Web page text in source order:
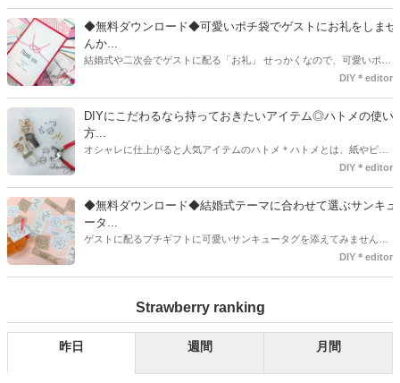
す。ダウンロードしたデザインを印刷する紙をこだわるプレ花嫁さん
も・・・♡紙質や柄などでガラッと印象が変わりますよね♪
◆無料ダウンロード◆可愛いポチ袋でゲストにお礼をしませ
んか...
結婚式や二次会でゲストに配る「お礼」 せっかくなので、可愛いポチ
袋で用意しませんか？今回の記事では無料でダウンロードできるデザ
ください。いつもStrawberryを読んで頂いているプレ花嫁さんのお手
伝いが少しでも出来れば嬉しいです♡
DIY＊editor
DIYにこだわるなら持っておきたいアイテム◎ハトメの使い
方...
オシャレに仕上がると人気アイテムのハトメ＊ハトメとは、紙やビニ
ールなどに開けた穴につける金具のことでサイズが幅広く揃っていま
り、付けるものの素材や色にあわせて選ぶことができるんです♪*
DIY＊editor
◆無料ダウンロード◆結婚式テーマに合わせて選ぶサンキュ
ータ...
ゲストに配るプチギフトに可愛いサンキュータグを添えてみません
か？今回の記事では無料でダウンロードできる春婚にもピッタリなサ
るプレ花嫁さんのお手伝いが少しでも出来れば嬉しいです♡
DIY＊editor
Strawberry ranking
昨日 週間 月間